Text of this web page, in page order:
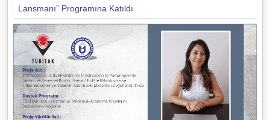
Lansmanı” Programına Katıldı